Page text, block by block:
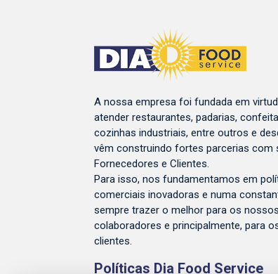
A nossa empresa foi fundada em
atender restaurantes, padarias,
cozinhas industriais, entre outros e
vêm construindo fortes parcerias com
Fornecedores e Clientes.
Para isso, nos fundamentamos em
comerciais inovadoras e numa
sempre trazer o melhor para os nossos
colaboradores e principalmente, para
clientes.
Políticas Dia Food Service